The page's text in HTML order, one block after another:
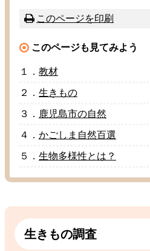
このページを印刷
このページも 見てみよう
１． 教材
２． 生きもの
３． 鹿児島市の自然
４． かごしま 自然百選
５． 生物多様性とは？
生きもの調査